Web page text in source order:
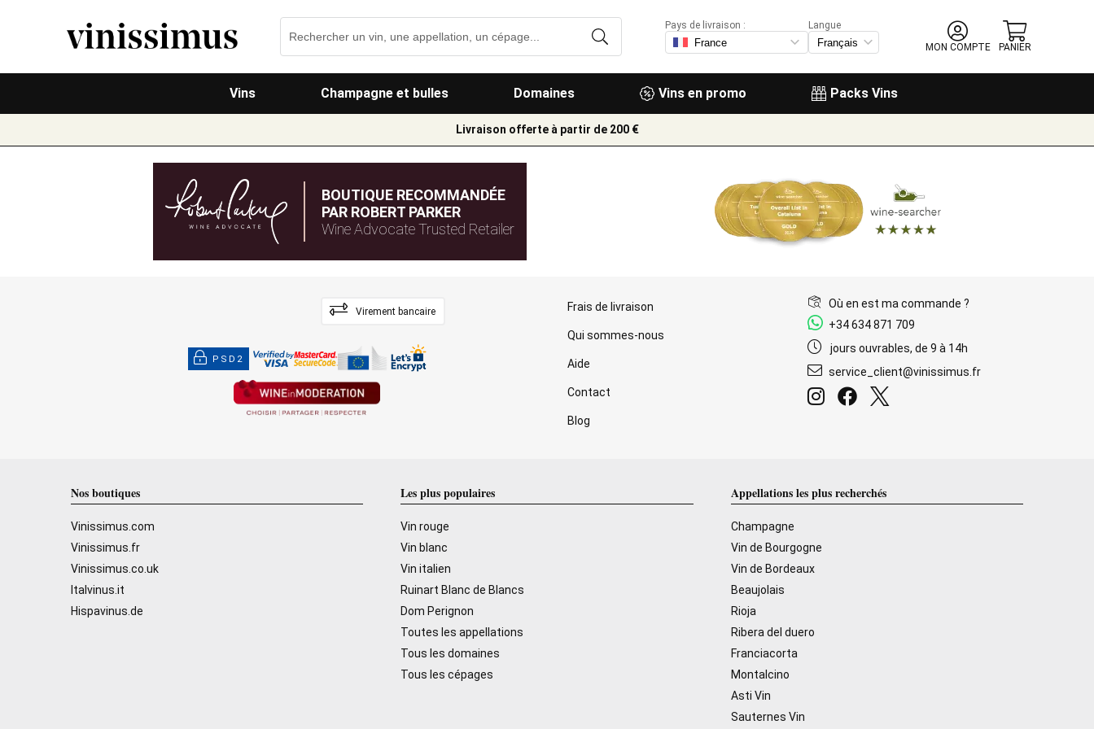
Vins Champagne et bulles Domaines Vins en promo Packs Vins
Pays de livraison :
Langue
MON COMPTE
PANIER
Livraison offerte à partir de 200 €
BOUTIQUE RECOMMANDÉE
PAR ROBERT PARKER
Wine Advocate Trusted Retailer
Virement bancaire
PSD2
Frais de livraison
Qui sommes-nous
Aide
Contact
Blog
Où en est ma commande ?
+34 634 871 709
jours ouvrables, de 9 à 14h
service_client@vinissimus.fr
Nos boutiques
Vinissimus.com
Vinissimus.fr
Vinissimus.co.uk
Italvinus.it
Hispavinus.de
Les plus populaires
Vin rouge
Vin blanc
Vin italien
Ruinart Blanc de Blancs
Dom Perignon
Toutes les appellations
Tous les domaines
Tous les cépages
Appellations les plus recherchés
Champagne
Vin de Bourgogne
Vin de Bordeaux
Beaujolais
Rioja
Ribera del duero
Franciacorta
Montalcino
Asti Vin
Sauternes Vin